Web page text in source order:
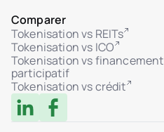
Comparer
Tokenisation vs REITs
Tokenisation vs ICO
Tokenisation vs financement
participatif
Tokenisation vs crédit